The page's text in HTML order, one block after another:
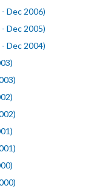
Dec 2006)
Dec 2005)
Dec 2004)